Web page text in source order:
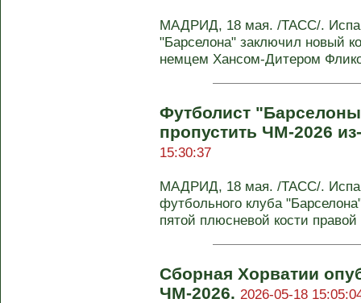
МАДРИД, 18 мая. /ТАСС/.
"Барселона" заключил новый
немцем Хансом-Дитером
Футболист
пропустить ЧМ-2026
15:30:37
МАДРИД, 18 мая. /ТАСС/.
футбольного клуба
пятой плюсневой кости
Сборная Хорватии
ЧМ-2026. 2026-05-18